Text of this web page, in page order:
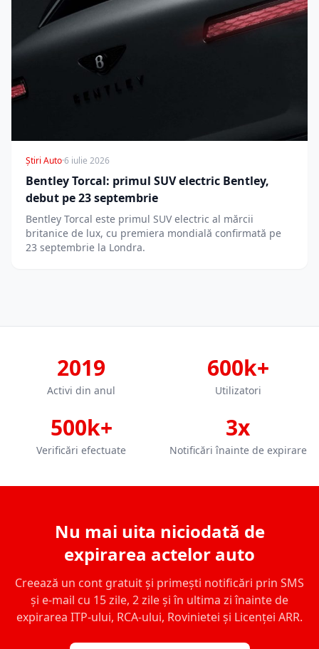
Știri Auto·6 iulie 2026
Bentley Torcal: primul SUV electric Bentley,
debut pe 23 septembrie
Bentley Torcal este primul SUV electric al mărcii
britanice de lux, cu premiera mondială confirmată pe
23 septembrie la Londra.
2019
Activi din anul
600k+
Utilizatori
500k+
Verificări efectuate
3x
Notificări înainte de expirare
Nu mai uita niciodată de
expirarea actelor auto
Creează un cont gratuit și primești notificări prin SMS
și e-mail cu 15 zile, 2 zile și în ultima zi înainte de
expirarea ITP-ului, RCA-ului, Rovinietei și Licenței ARR.